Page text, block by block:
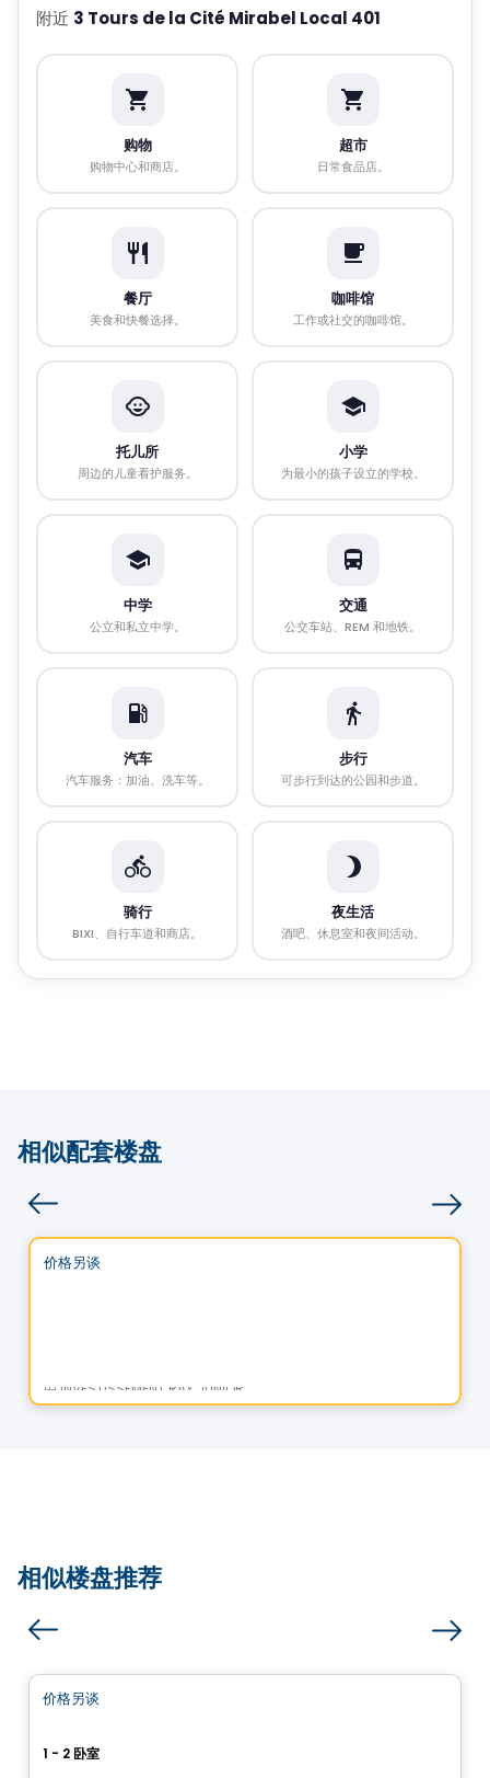
附近 3 Tours de la Cité Mirabel Local 401
购物
购物中心和商店。
超市
日常食品店。
餐厅
美食和快餐选择。
咖啡馆
工作或社交的咖啡馆。
托儿所
周边的儿童看护服务。
小学
为最小的孩子设立的学校。
中学
公立和私立中学。
交通
公交车站、REM 和地铁。
汽车
汽车服务：加油、洗车等。
步行
可步行到达的公园和步道。
骑行
BIXI、自行车道和商店。
夜生活
酒吧、休息室和夜间活动。
相似配套楼盘
商业地产
价格另谈
由 INVESTISSEMENT RAY JUNIOR
相似楼盘推荐
价格另谈
1 - 2 卧室